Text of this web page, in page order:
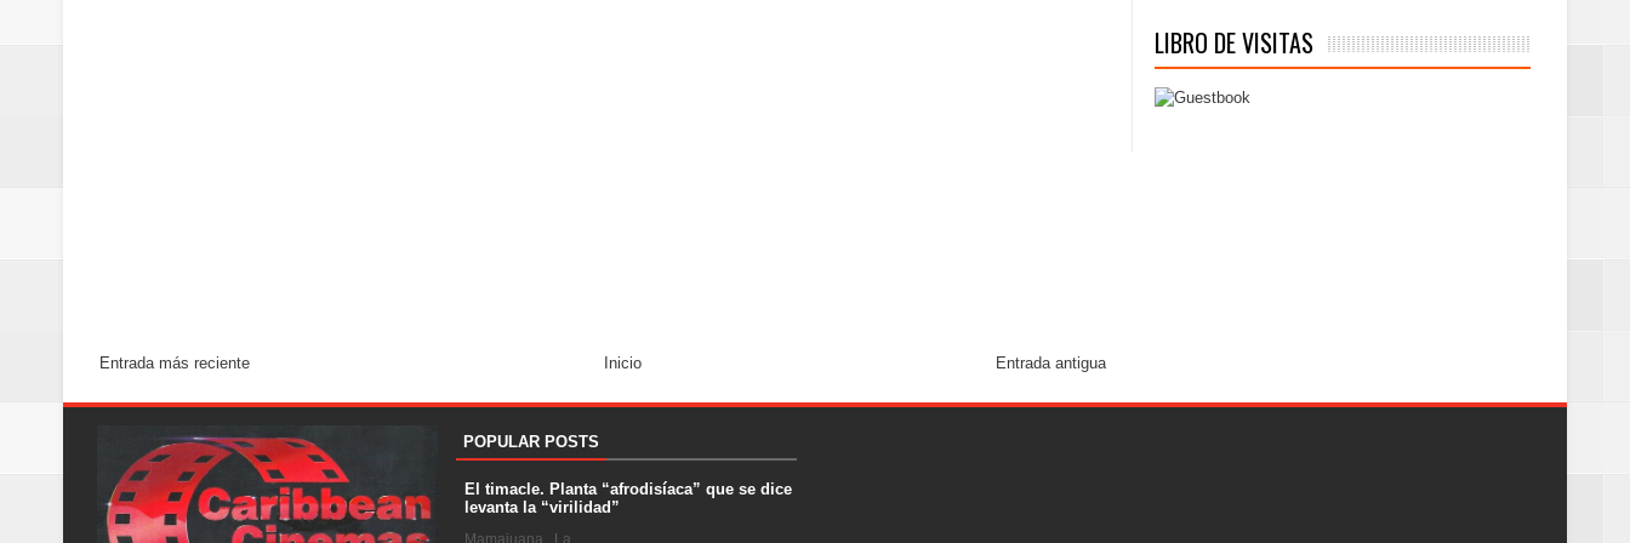
Entrada más reciente Entrada antigua
Inicio
LIBRO DE VISITAS
POPULAR POSTS
El timacle. Planta “afrodisíaca” que se dice
levanta la “virilidad”
Mamajuana . La ...